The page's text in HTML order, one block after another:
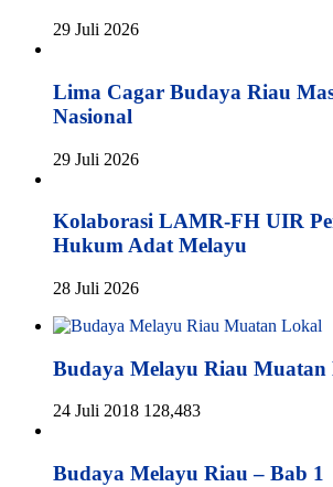
29 Juli 2026
Lima Cagar Budaya Riau
Nasional
29 Juli 2026
Kolaborasi LAMR-FH UIR
Hukum Adat Melayu
28 Juli 2026
Budaya Melayu Riau
24 Juli 2018 128,483
Budaya Melayu Riau – Bab 1